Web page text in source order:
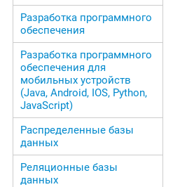
Разработка программного
обеспечения
Разработка программного
обеспечения для
мобильных устройств
(Java, Android, IOS, Python,
JavaScript)
Распределенные базы
данных
Реляционные базы
данных